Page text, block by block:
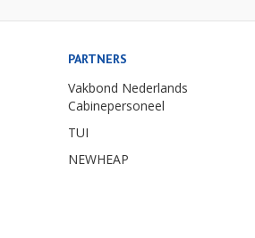
PARTNERS
Vakbond Nederlands
Cabinepersoneel
TUI
NEWHEAP